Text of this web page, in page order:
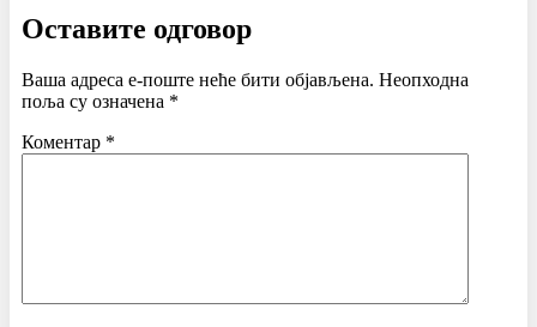
Оставите одговор
Ваша адреса е-поште неће бити објављена. Неопходна
поља су означена *
Коментар *